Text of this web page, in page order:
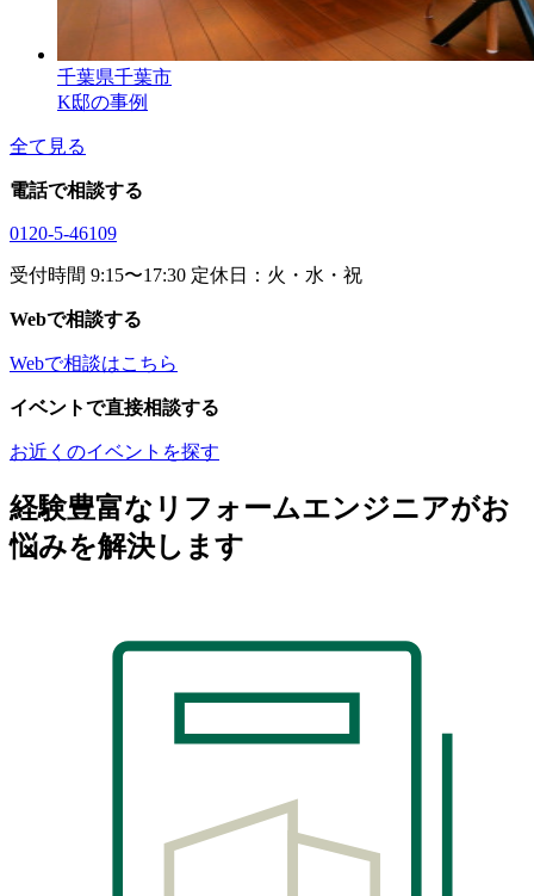
千葉県千葉市
K邸の事例
全て見る
電話で相談する
0120-5-46109
受付時間 9:15〜17:30 定休日：火・水・祝
Webで相談する
Webで相談はこちら
イベントで直接相談する
お近くのイベントを探す
経験豊富なリフォームエンジニアがお
悩みを解決します